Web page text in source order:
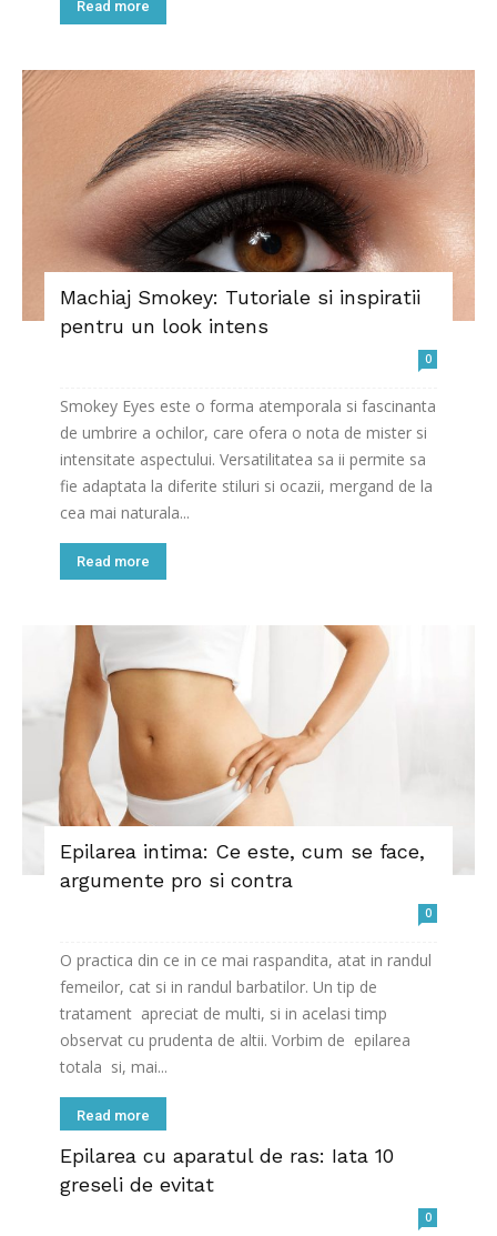
Read more
Machiaj Smokey: Tutoriale si inspiratii
pentru un look intens
0
Smokey Eyes este o forma atemporala si fascinanta
de umbrire a ochilor, care ofera o nota de mister si
intensitate aspectului. Versatilitatea sa ii permite sa
fie adaptata la diferite stiluri si ocazii, mergand de la
cea mai naturala...
Read more
Epilarea intima: Ce este, cum se face,
argumente pro si contra
0
O practica din ce in ce mai raspandita, atat in ​​randul
femeilor, cat si in randul barbatilor. Un tip de
tratament apreciat de multi, si in acelasi timp
observat cu prudenta de altii. Vorbim de epilarea
totala si, mai...
Read more
Epilarea cu aparatul de ras: Iata 10
greseli de evitat
0